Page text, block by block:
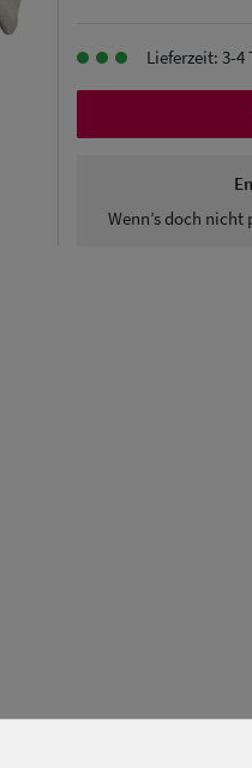
Lieferzeit: 3-4
Wenn’s doch